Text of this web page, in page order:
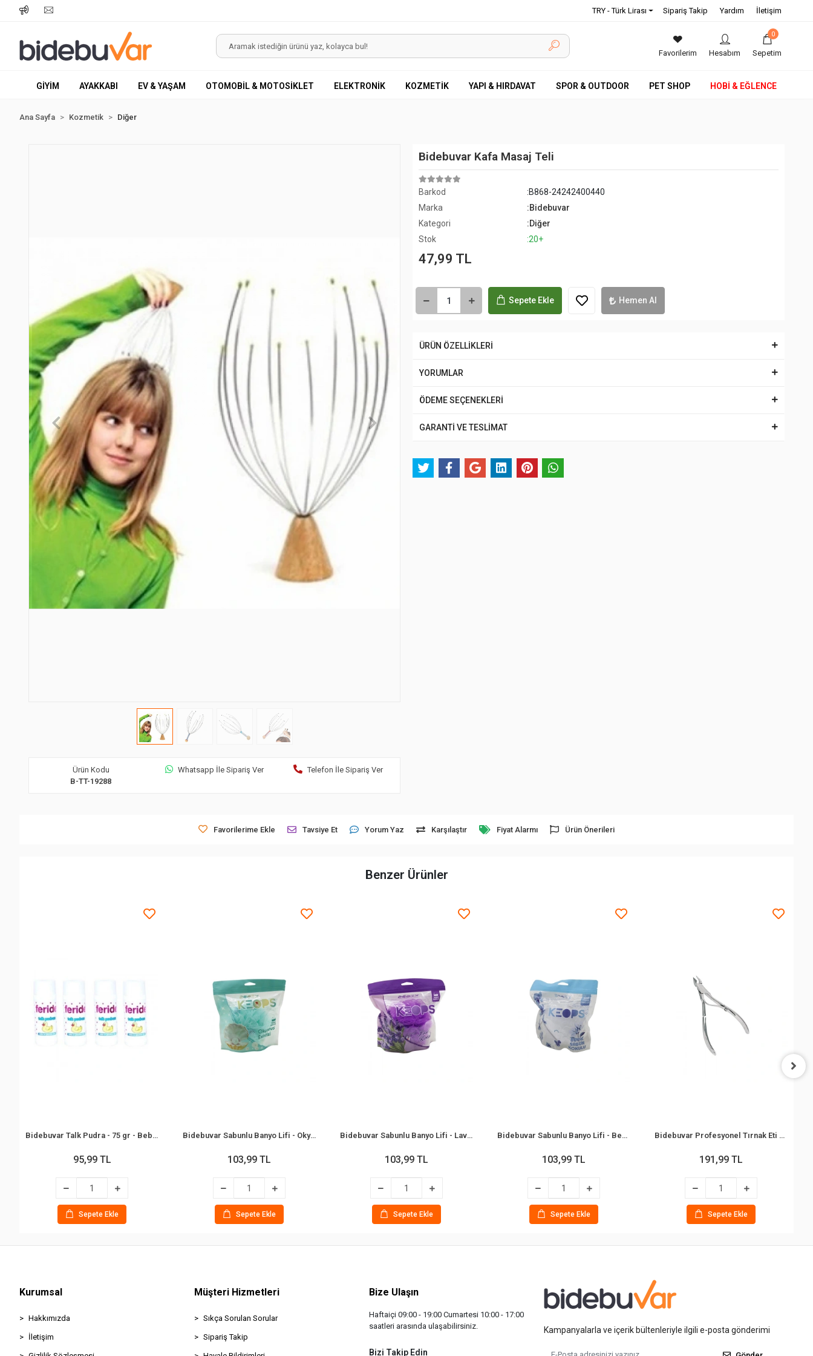
TRY - Türk Lirası Sipariş Takip Yardım İletişim
Favorilerim Hesabım
0
Sepetim
GİYİM AYAKKABI EV & YAŞAM OTOMOBİL & MOTOSİKLET ELEKTRONİK KOZMETİK YAPI & HIRDAVAT SPOR & OUTDOOR PET SHOP HOBİ & EĞLENCE
Ana Sayfa Kozmetik Diğer
Ürün Kodu
B-TT-19288
Whatsapp İle Sipariş Ver Telefon İle Sipariş Ver
Bidebuvar Kafa Masaj Teli
Barkod
:B868-24242400440
Marka
:Bidebuvar
Kategori
:Diğer
Stok
:20+
47,99 TL
Sepete Ekle Hemen Al
ÜRÜN ÖZELLİKLERİ
YORUMLAR
ÖDEME SEÇENEKLERİ
GARANTİ VE TESLİMAT
Favorilerime Ekle Tavsiye Et Yorum Yaz Karşılaştır Fiyat Alarmı Ürün Önerileri
Benzer Ürünler
Bidebuvar Talk Pudra - 75 gr - Bebek ve Çocuklar İçin
95,99 TL
Sepete Ekle
Bidebuvar Sabunlu Banyo Lifi - Okyanus Kokulu
103,99 TL
Sepete Ekle
Bidebuvar Sabunlu Banyo Lifi - Lavanta Kokulu
103,99 TL
Sepete Ekle
Bidebuvar Sabunlu Banyo Lifi - Beyaz Sabun Kokulu
103,99 TL
Sepete Ekle
Bidebuvar Profesyonel Tırnak Eti Pensi - Manikür Pedikür Makası - Metal
191,99 TL
Sepete Ekle
Kurumsal
Hakkımızda
İletişim
Müşteri Hizmetleri
Sıkça Sorulan Sorular
Sipariş Takip
Bize Ulaşın
Haftaiçi 09:00 - 19:00 Cumartesi 10:00 - 17:00
saatleri arasında ulaşabilirsiniz.
Bizi Takip Edin
Kampanyalarla ve içerik bültenleriyle ilgili e-posta gönderimi